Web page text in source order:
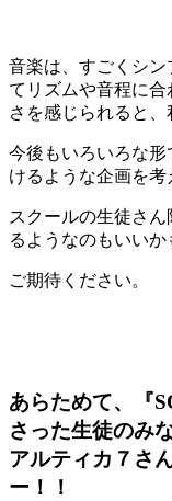
音楽は、すごくシ
てリズムや音程に
さを感じられると、
今後もいろいろな
けるような企画を考
スクールの生徒さ
るようなのもいいか
ご期待ください。
あらためて、『
さった生徒のみ
アルティカ７さ
ー！！